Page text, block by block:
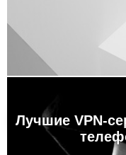
Лучшие VPN-